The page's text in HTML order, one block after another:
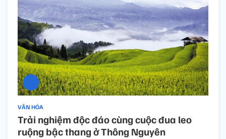
VĂN HÓA
Trải nghiệm độc đáo cùng cuộc đua leo
ruộng bậc thang ở Thông Nguyên